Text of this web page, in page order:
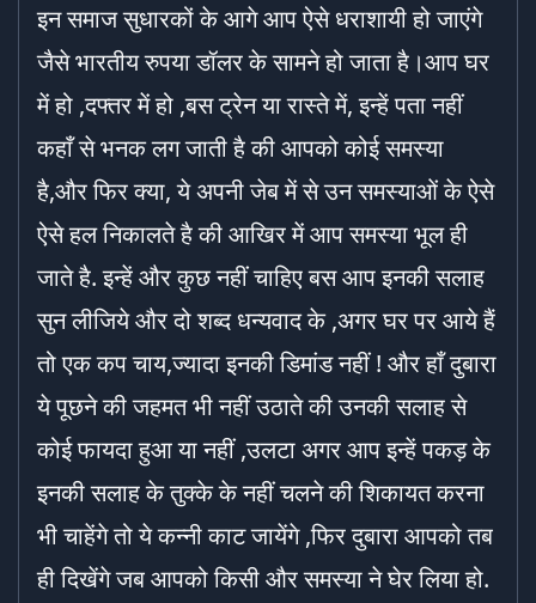
इन समाज सुधारकों के आगे आप ऐसे धराशायी हो जाएंगे
जैसे भारतीय रुपया डॉलर के सामने हो जाता है।आप घर
में हो ,दफ्तर में हो ,बस ट्रेन या रास्ते में, इन्हें पता नहीं
कहाँ से भनक लग जाती है की आपको कोई समस्या
है,और फिर क्या, ये अपनी जेब में से उन समस्याओं के ऐसे
ऐसे हल निकालते है की आखिर में आप समस्या भूल ही
जाते है. इन्हें और कुछ नहीं चाहिए बस आप इनकी सलाह
सुन लीजिये और दो शब्द धन्यवाद के ,अगर घर पर आये हैं
तो एक कप चाय,ज्यादा इनकी डिमांड नहीं ! और हाँ दुबारा
ये पूछने की जहमत भी नहीं उठाते की उनकी सलाह से
कोई फायदा हुआ या नहीं ,उलटा अगर आप इन्हें पकड़ के
इनकी सलाह के तुक्के के नहीं चलने की शिकायत करना
भी चाहेंगे तो ये कन्नी काट जायेंगे ,फिर दुबारा आपको तब
ही दिखेंगे जब आपको किसी और समस्या ने घेर लिया हो.